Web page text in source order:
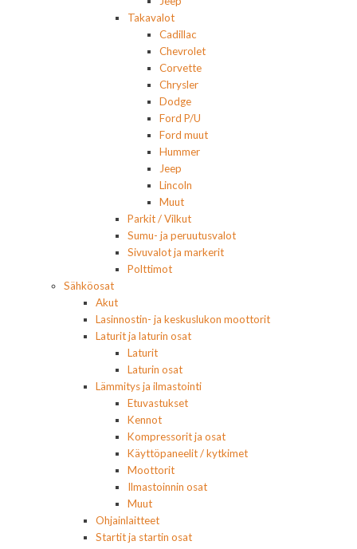
Takavalot
Cadillac
Chevrolet
Corvette
Chrysler
Dodge
Ford P/U
Ford muut
Hummer
Jeep
Lincoln
Muut
Parkit / Vilkut
Sumu- ja peruutusvalot
Sivuvalot ja markerit
Polttimot
Sähköosat
Akut
Lasinnostin- ja keskuslukon moottorit
Laturit ja laturin osat
Laturit
Laturin osat
Lämmitys ja ilmastointi
Etuvastukset
Kennot
Kompressorit ja osat
Käyttöpaneelit / kytkimet
Moottorit
Ilmastoinnin osat
Muut
Ohjainlaitteet
Startit ja startin osat